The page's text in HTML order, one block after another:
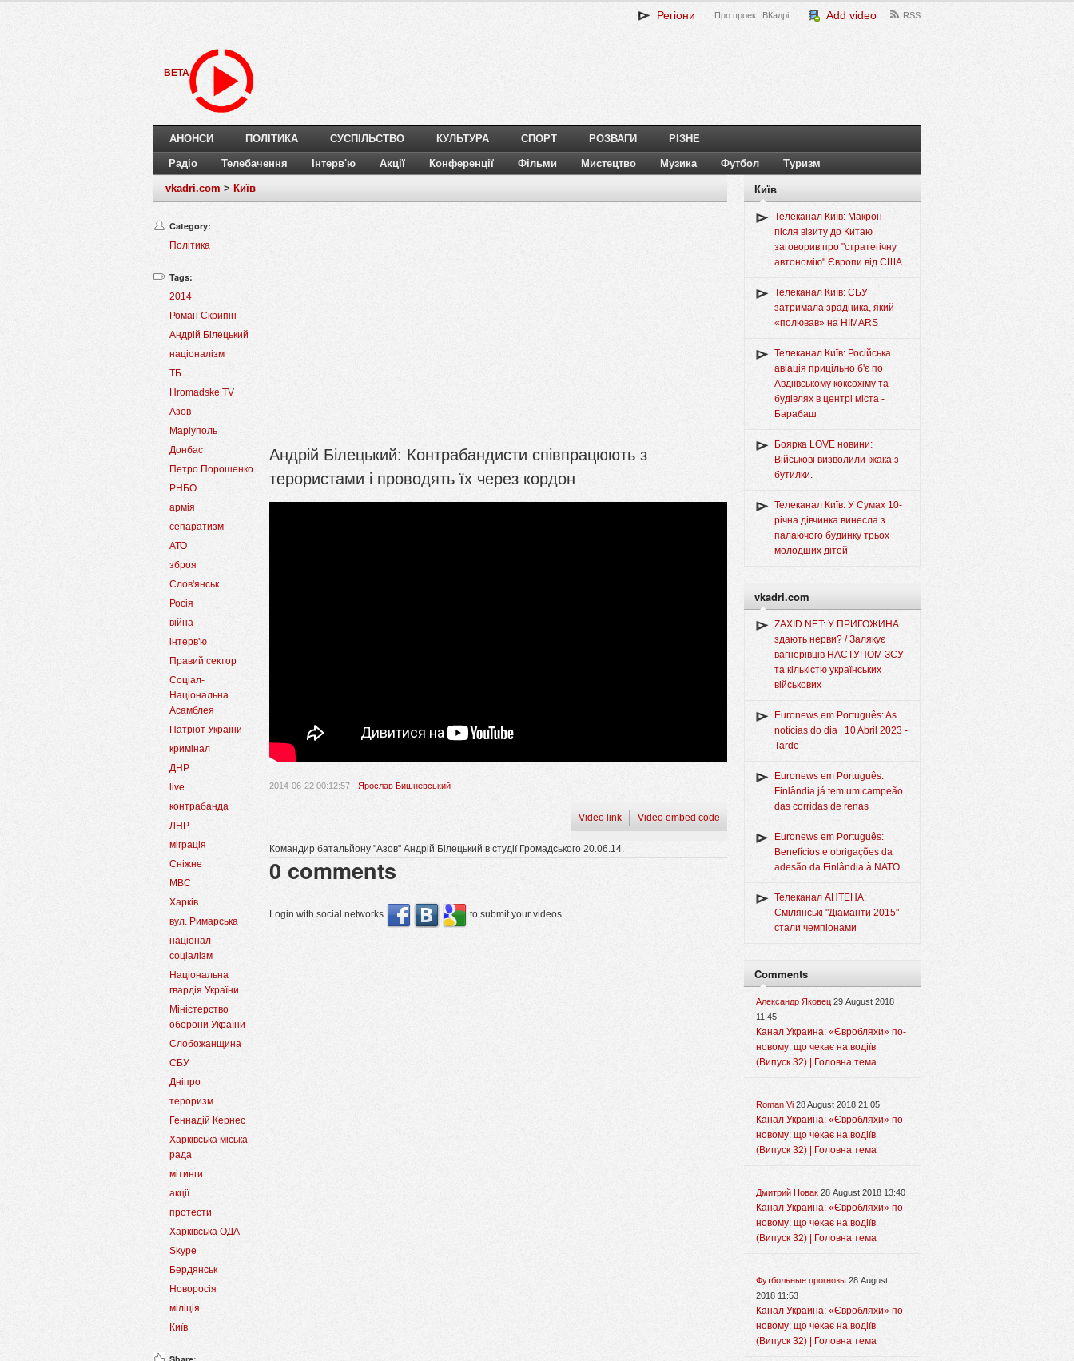
Регіони Про проект ВКадрі Add video RSS
BETA
АНОНСИ ПОЛІТИКА СУСПІЛЬСТВО КУЛЬТУРА СПОРТ РОЗВАГИ РІЗНЕ
Радіо Телебачення Інтерв'ю Акції Конференції Фільми Мистецтво Музика Футбол Туризм
vkadri.com > Київ
Category:
Політика
Tags:
2014
Роман Скрипін
Андрій Білецький
націоналізм
ТБ
Hromadske TV
Азов
Маріуполь
Донбас
Петро Порошенко
РНБО
армія
сепаратизм
АТО
зброя
Слов'янськ
Росія
війна
інтерв'ю
Правий сектор
Соціал-
Національна
Асамблея
Патріот України
кримінал
ДНР
live
контрабанда
ЛНР
міграція
Сніжне
МВС
Харків
вул. Римарська
націонал-
соціалізм
Національна
гвардія України
Міністерство
оборони України
Слобожанщина
СБУ
Дніпро
тероризм
Геннадій Кернес
Харківська міська
рада
мітинги
акції
протести
Харківська ОДА
Skype
Бердянськ
Новоросія
міліція
Київ
Андрій Білецький: Контрабандисти співпрацюють з
терористами і проводять їх через кордон
2014-06-22 00:12:57 · Ярослав Бишневський
Video link Video embed code
Командир батальйону "Азов" Андрій Білецький в студії Громадського 20.06.14.
0 comments
Login with social networks to submit your videos.
Київ
Телеканал Київ: Макрон
після візиту до Китаю
заговорив про "стратегічну
автономію" Європи від США
Телеканал Київ: СБУ
затримала зрадника, який
«полював» на HIMARS
Телеканал Київ: Російська
авіація прицільно б'є по
Авдіївському коксохіму та
будівлях в центрі міста -
Барабаш
Боярка LOVE новини:
Військові визволили їжака з
бутилки.
Телеканал Київ: У Сумах 10-
річна дівчинка винесла з
палаючого будинку трьох
молодших дітей
vkadri.com
ZAXID.NET: У ПРИГОЖИНА
здають нерви? / Залякує
вагнерівців НАСТУПОМ ЗСУ
та кількістю українських
військових
Euronews em Português: As
notícias do dia | 10 Abril 2023 -
Tarde
Euronews em Português:
Finlândia já tem um campeão
das corridas de renas
Euronews em Português:
Benefícios e obrigações da
adesão da Finlândia à NATO
Телеканал АНТЕНА:
Смілянські "Діаманти 2015"
стали чемпіонами
Comments
Александр Яковец 29 August 2018
11:45
Канал Украина: «Євробляхи» по-
новому: що чекає на водіїв
(Випуск 32) | Головна тема
Roman Vi 28 August 2018 21:05
Канал Украина: «Євробляхи» по-
новому: що чекає на водіїв
(Випуск 32) | Головна тема
Дмитрий Новак 28 August 2018 13:40
Канал Украина: «Євробляхи» по-
новому: що чекає на водіїв
(Випуск 32) | Головна тема
Футбольные прогнозы 28 August
2018 11:53
Канал Украина: «Євробляхи» по-
новому: що чекає на водіїв
(Випуск 32) | Головна тема